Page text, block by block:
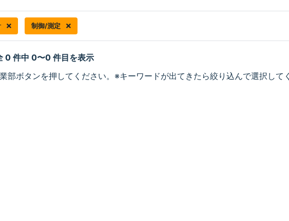
制御/測定
0 件中 0〜0 件目を表示
部ボタンを押してください。※キーワードが出てきたら絞り込んで選択して